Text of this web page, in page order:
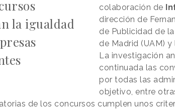
la igualdad
colaboración de
dirección de
de Publicidad de
de Madrid (UAM) y
La investigación
continuada las
por todas las
objetivo, entre
de los concursos cumplen unos